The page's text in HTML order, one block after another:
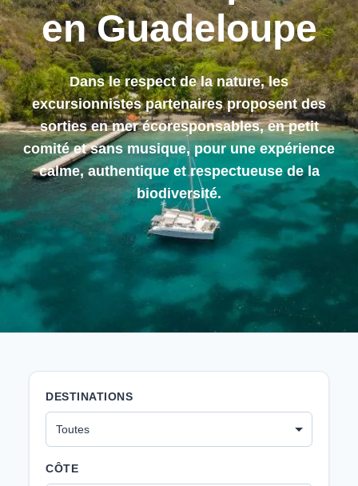
en Guadeloupe
Dans le respect de la nature, les
excursionnistes partenaires proposent des
sorties en mer écoresponsables, en petit
comité et sans musique, pour une expérience
calme, authentique et respectueuse de la
biodiversité.
DESTINATIONS
CÔTE